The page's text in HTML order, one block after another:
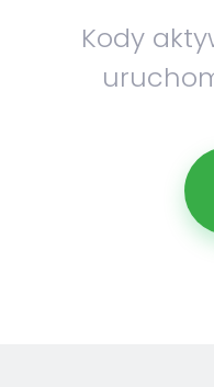
Kody